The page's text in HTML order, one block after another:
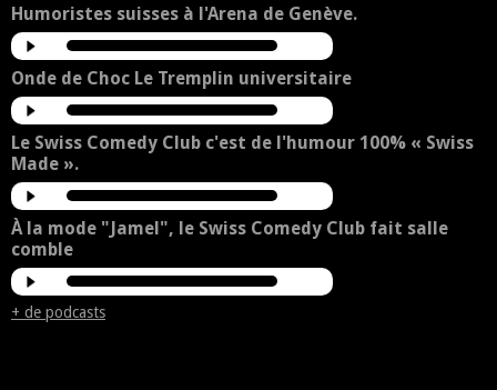
Humoristes suisses à l'Arena de Genève.
Onde de Choc Le Tremplin universitaire
Le Swiss Comedy Club c'est de l'humour 100% « Swiss
Made ».
À la mode "Jamel", le Swiss Comedy Club fait salle
comble
+ de podcasts